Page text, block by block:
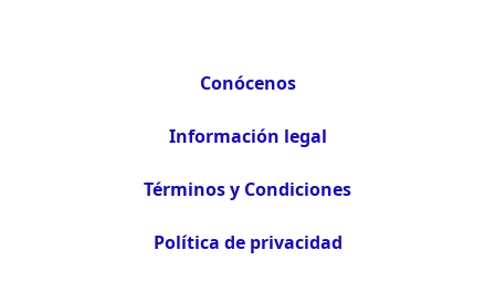
Conócenos
Información legal
Términos y Condiciones
Política de privacidad